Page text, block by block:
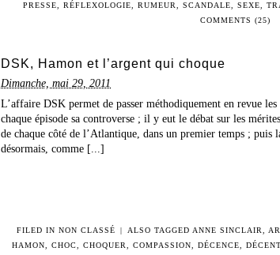
PRESSE, RÉFLEXOLOGIE, RUMEUR, SCANDALE, SEXE,
COMMENTS (25)
DSK, Hamon et l’argent qui choque
Dimanche, mai 29, 2011
L’affaire DSK permet de passer méthodiquement en revue
chaque épisode sa controverse ; il y eut le débat sur les
de chaque côté de l’Atlantique, dans un premier temps ;
désormais, comme [...]
FILED IN NON CLASSÉ | ALSO TAGGEDANNE SINCLAIR,
HAMON, CHOC, CHOQUER, COMPASSION, DÉCENCE, DÉCENT